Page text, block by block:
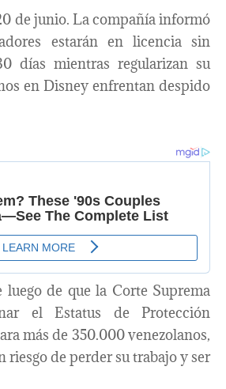
de junio. La compañía informó
estarán en licencia sin
días mientras regularizan su
en Disney enfrentan despido
luego de que la Corte Suprema
el Estatus de Protección
más de 350.000 venezolanos,
riesgo de perder su trabajo y ser